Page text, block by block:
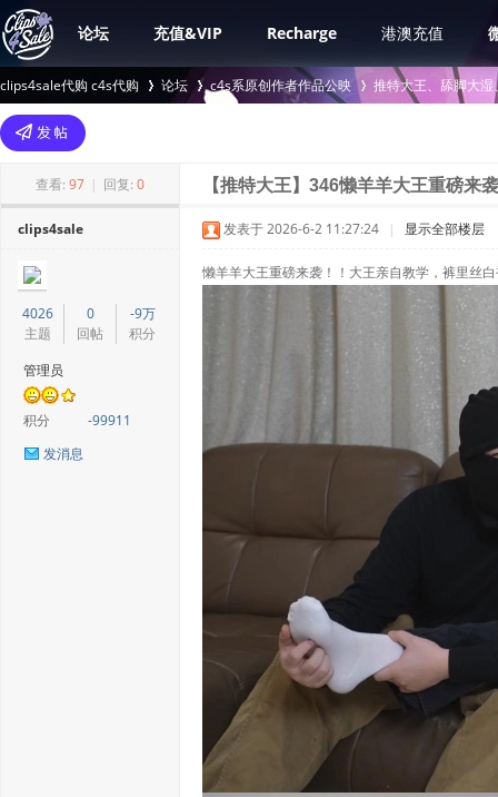
论坛 充值&VIP Recharge 港澳充值
clips4sale代购 c4s代购
>
论坛 c4s系原创作者作品公映
›
推特大王、舔脚大
查看: 97 | 回复: 0 【推特大王】346懒羊羊大王重磅来
clips4sale
4026
主题
0
回帖
-9万
积分
管理员
积分
-99911
发消息
发表于 2026-6-2 11:27:24 | 显示全部楼层
懒羊羊大王重磅来袭！！大王亲自教学，裤里丝